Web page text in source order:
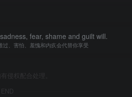
fear, shame and guilt will.
、害怕、羞愧和内疚会代替你享受
侵权配合处理。